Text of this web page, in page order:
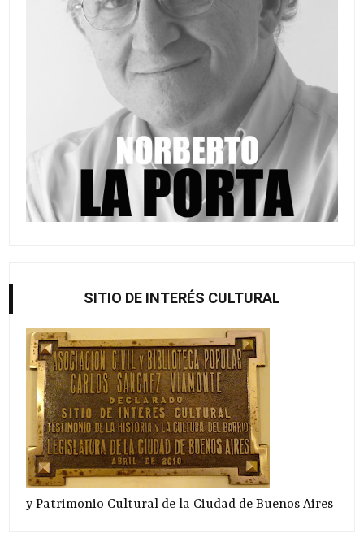
SITIO DE INTERÉS CULTURAL
y Patrimonio Cultural de la Ciudad de Buenos Aires